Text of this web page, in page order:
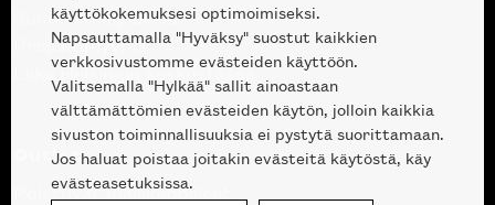
Suunnittelupalvelu
Projektimyynti
Liike Helsingin keskustassa
Outlet
Poistuvat mallikappaleet
käyttökokemuksesi optimoimiseksi.
Napsauttamalla "Hyväksy" suostut kaikkien
verkkosivustomme evästeiden käyttöön.
Valitsemalla "Hylkää" sallit ainoastaan
välttämättömien evästeiden käytön, jolloin kaikkia
sivuston toiminnallisuuksia ei pystytä suorittamaan.
Jos haluat poistaa joitakin evästeitä käytöstä, käy
evästeasetuksissa.